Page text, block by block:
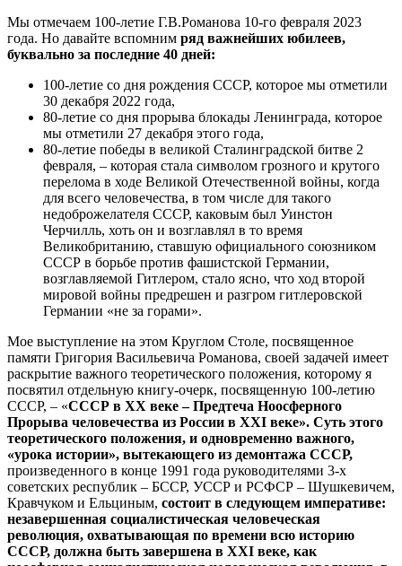
Мы отмечаем 100-летие Г.В.Романова 10-го февраля 2023
года. Но давайте вспомним ряд важнейших юбилеев,
буквально за последние 40 дней:
100-летие со дня рождения СССР, которое мы отметили
30 декабря 2022 года,
80-летие со дня прорыва блокады Ленинграда, которое
мы отметили 27 декабря этого года,
80-летие победы в великой Сталинградской битве 2
февраля, – которая стала символом грозного и крутого
перелома в ходе Великой Отечественной войны, когда
для всего человечества, в том числе для такого
недоброжелателя СССР, каковым был Уинстон
Черчилль, хоть он и возглавлял в то время
Великобританию, ставшую официального союзником
СССР в борьбе против фашистской Германии,
возглавляемой Гитлером, стало ясно, что ход второй
мировой войны предрешен и разгром гитлеровской
Германии «не за горами».
Мое выступление на этом Круглом Столе, посвященное
памяти Григория Васильевича Романова, своей задачей имеет
раскрытие важного теоретического положения, которому я
посвятил отдельную книгу-очерк, посвященную 100-летию
СССР, – «СССР в ХХ веке – Предтеча Ноосферного
Прорыва человечества из России в XXI веке». Суть этого
теоретического положения, и одновременно важного,
«урока истории», вытекающего из демонтажа СССР,
произведенного в конце 1991 года руководителями 3-х
советских республик – БССР, УССР и РСФСР – Шушкевичем,
Кравчуком и Ельциным, состоит в следующем императиве:
незавершенная социалистическая человеческая
революция, охватывающая по времени всю историю
СССР, должна быть завершена в XXI веке, как